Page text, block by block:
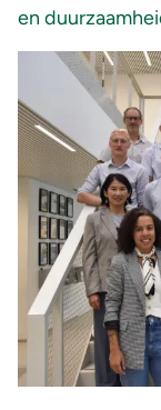
en